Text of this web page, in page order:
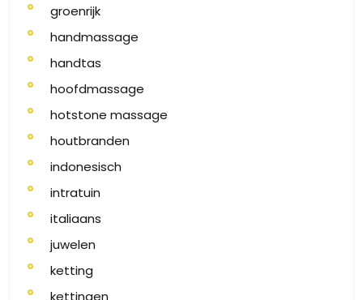
groenrijk
handmassage
handtas
hoofdmassage
hotstone massage
houtbranden
indonesisch
intratuin
italiaans
juwelen
ketting
kettingen